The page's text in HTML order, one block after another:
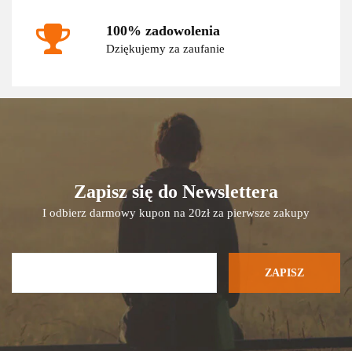
100% zadowolenia
Dziękujemy za zaufanie
Zapisz się do Newslettera
I odbierz darmowy kupon na 20zł za pierwsze zakupy